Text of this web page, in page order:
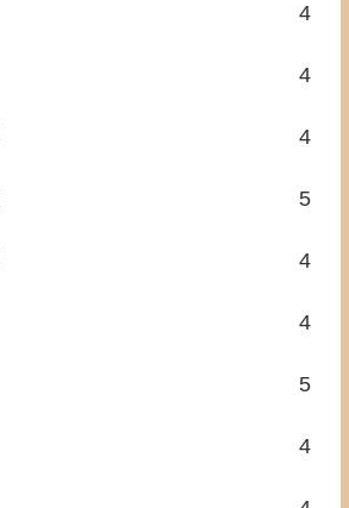
4
4
4
5
4
4
5
4